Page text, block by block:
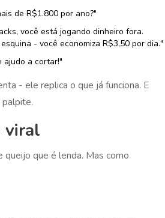
de R$1.800 por ano?"
você está jogando dinheiro fora.
- você economiza R$3,50 por dia."
ajudo a cortar!"
- ele replica o que já funciona. E
viral
queijo que é lenda. Mas como